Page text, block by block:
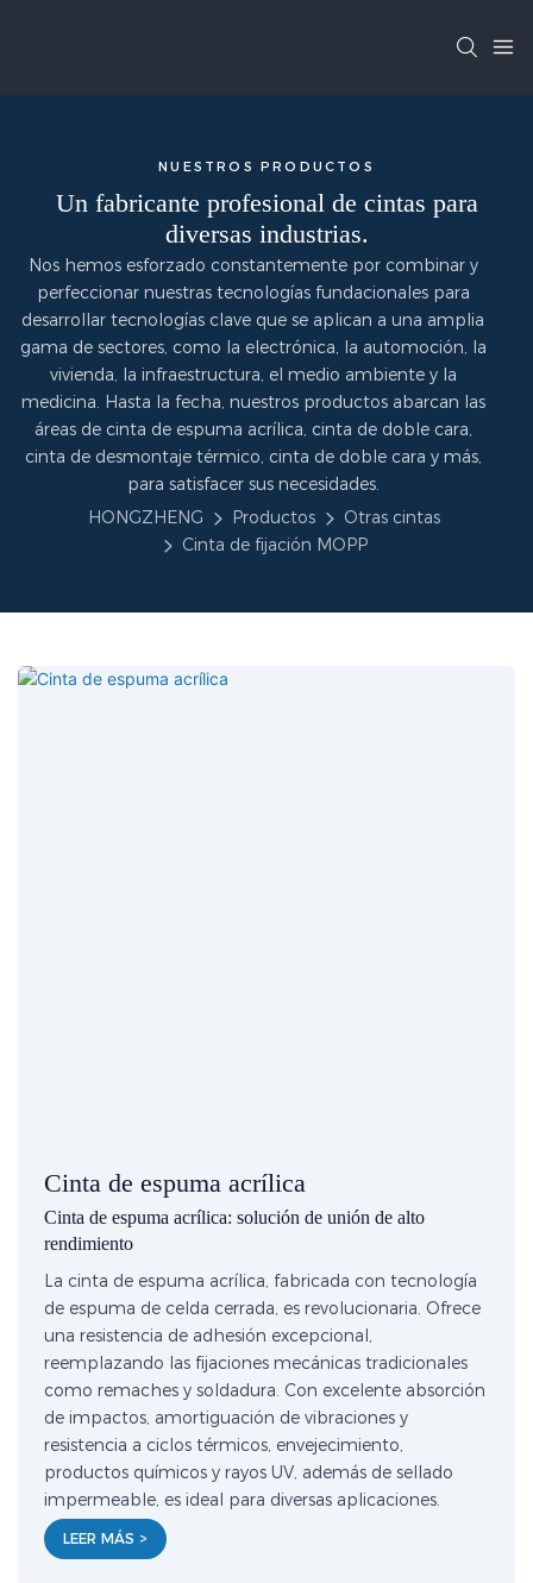
NUESTROS PRODUCTOS
Un fabricante profesional de cintas para
diversas industrias.
Nos hemos esforzado constantemente por combinar y
perfeccionar nuestras tecnologías fundacionales para
desarrollar tecnologías clave que se aplican a una amplia
gama de sectores, como la electrónica, la automoción, la
vivienda, la infraestructura, el medio ambiente y la
medicina. Hasta la fecha, nuestros productos abarcan las
áreas de cinta de espuma acrílica, cinta de doble cara,
cinta de desmontaje térmico, cinta de doble cara y más,
para satisfacer sus necesidades.
HONGZHENG
Productos
Otras cintas
Cinta de fijación MOPP
Cinta de espuma acrílica
Cinta de espuma acrílica: solución de unión de alto
rendimiento
La cinta de espuma acrílica, fabricada con tecnología
de espuma de celda cerrada, es revolucionaria. Ofrece
una resistencia de adhesión excepcional,
reemplazando las fijaciones mecánicas tradicionales
como remaches y soldadura. Con excelente absorción
de impactos, amortiguación de vibraciones y
resistencia a ciclos térmicos, envejecimiento,
productos químicos y rayos UV, además de sellado
impermeable, es ideal para diversas aplicaciones.
LEER MÁS >